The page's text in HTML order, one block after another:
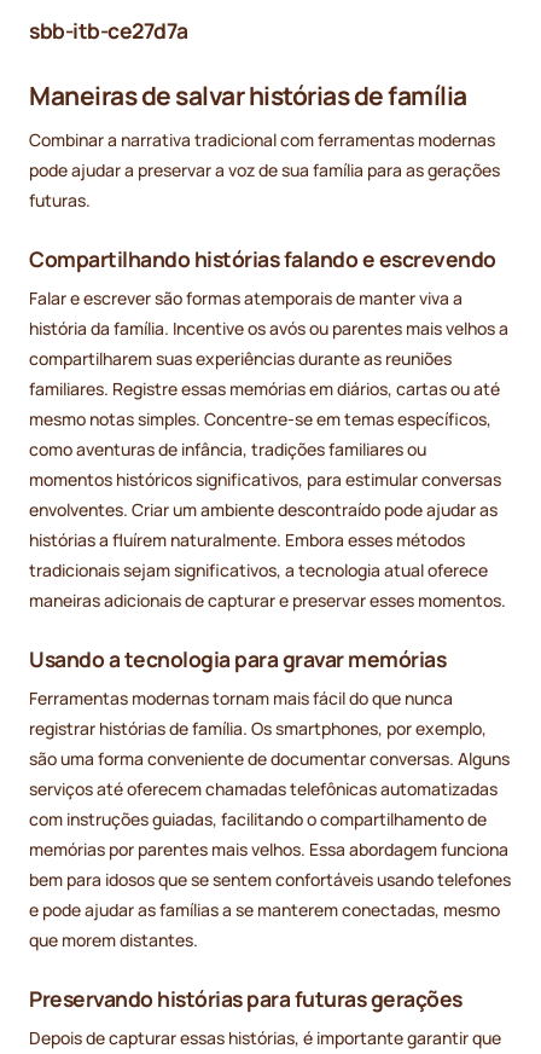
sbb-itb-ce27d7a
Maneiras de salvar histórias de família
Combinar a narrativa tradicional com ferramentas modernas
pode ajudar a preservar a voz de sua família para as gerações
futuras.
Compartilhando histórias falando e escrevendo
Falar e escrever são formas atemporais de manter viva a
história da família. Incentive os avós ou parentes mais velhos a
compartilharem suas experiências durante as reuniões
familiares. Registre essas memórias em diários, cartas ou até
mesmo notas simples. Concentre-se em temas específicos,
como aventuras de infância, tradições familiares ou
momentos históricos significativos, para estimular conversas
envolventes. Criar um ambiente descontraído pode ajudar as
histórias a fluírem naturalmente. Embora esses métodos
tradicionais sejam significativos, a tecnologia atual oferece
maneiras adicionais de capturar e preservar esses momentos.
Usando a tecnologia para gravar memórias
Ferramentas modernas tornam mais fácil do que nunca
registrar histórias de família. Os smartphones, por exemplo,
são uma forma conveniente de documentar conversas. Alguns
serviços até oferecem chamadas telefônicas automatizadas
com instruções guiadas, facilitando o compartilhamento de
memórias por parentes mais velhos. Essa abordagem funciona
bem para idosos que se sentem confortáveis usando telefones
e pode ajudar as famílias a se manterem conectadas, mesmo
que morem distantes.
Preservando histórias para futuras gerações
Depois de capturar essas histórias, é importante garantir que